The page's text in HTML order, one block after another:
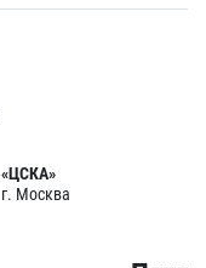
«ЦСКА»
г. Москва